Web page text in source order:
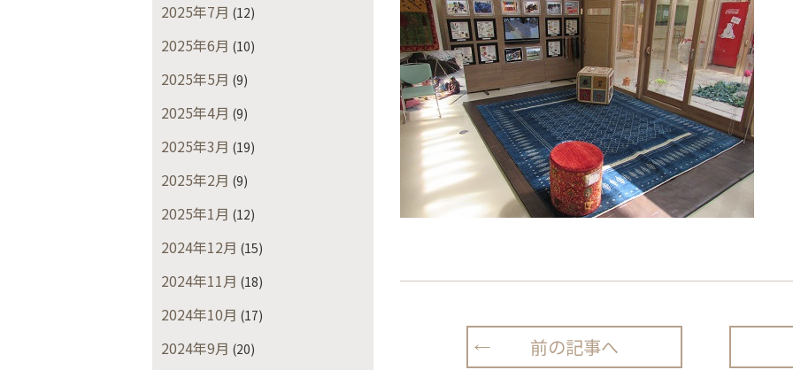
2025年7月 (12)
2025年6月 (10)
2025年5月 (9)
2025年4月 (9)
2025年3月 (19)
2025年2月 (9)
2025年1月 (12)
2024年12月 (15)
2024年11月 (18)
2024年10月 (17)
2024年9月 (20) 前の記事へ